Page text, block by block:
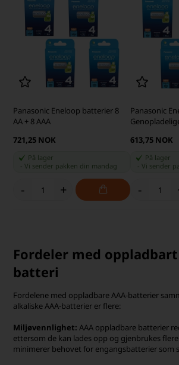
Panasonic Eneloop batterier 8
AA + 8 AAA
721,25 NOK
På lager
-Vi sender pakken din mandag
- +
Panasonic
613,75 NOK
På lager
Vi sender
-
Fordeler med oppladbart
batteri
Fordelene med oppladbare AAA-batterier
alkaliske AAA-batterier er flere:
Miljøvennlighet: AAA oppladbare batterier
ettersom de kan lades opp og gjenbrukes
minimerer behovet for engangsbatterier som